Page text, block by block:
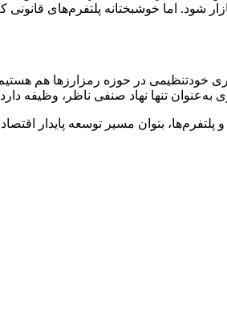
شود. اما خوشبختانه پلتفرم‌های
خودتنظیمی در حوزه رمزارزها هم
تنها نهاد صنفی ناظر، وظیفه
و پلتفرم‌ها، بتوان مسیر توسعه پایدار